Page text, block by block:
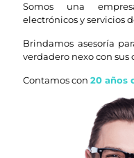
Somos una
electrónicos y servicios
Brindamos asesoría
verdadero nexo con sus
Contamos con 20 años